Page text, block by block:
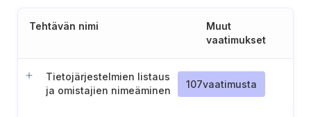
Tehtävän nimi
Muut
vaatimukset
Tietojärjestelmien listaus
ja omistajien nimeäminen
107vaatimusta